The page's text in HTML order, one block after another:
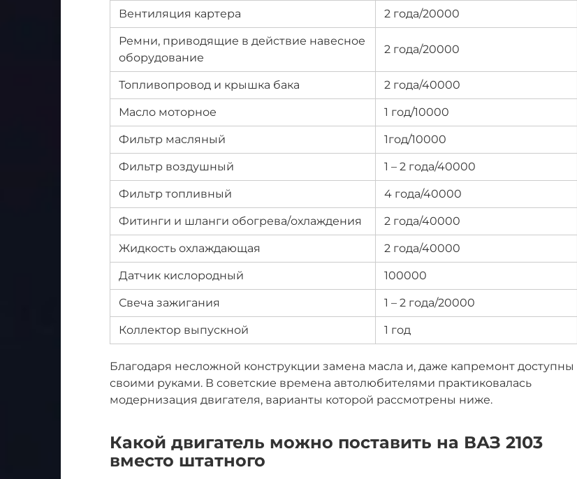
Вентиляция картера 2 года/20000
Ремни, приводящие в действие навесное
оборудование
2 года/20000
Топливопровод и крышка бака 2 года/40000
Масло моторное 1 год/10000
Фильтр масляный 1год/10000
Фильтр воздушный 1 – 2 года/40000
Фильтр топливный 4 года/40000
Фитинги и шланги обогрева/охлаждения 2 года/40000
Жидкость охлаждающая 2 года/40000
Датчик кислородный 100000
Свеча зажигания 1 – 2 года/20000
Коллектор выпускной 1 год
Благодаря несложной конструкции замена масла и, даже капремонт доступны
своими руками. В советские времена автолюбителями практиковалась
модернизация двигателя, варианты которой рассмотрены ниже.
Какой двигатель можно поставить на ВАЗ 2103
вместо штатного